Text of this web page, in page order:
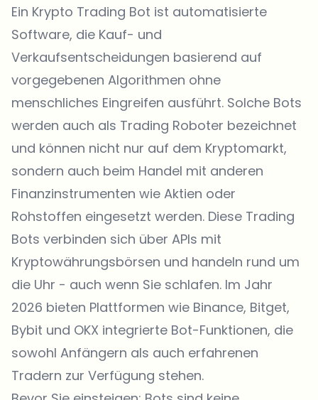
Ein Krypto Trading Bot ist automatisierte
Software, die Kauf- und
Verkaufsentscheidungen basierend auf
vorgegebenen Algorithmen ohne
menschliches Eingreifen ausführt. Solche Bots
werden auch als Trading Roboter bezeichnet
und können nicht nur auf dem Kryptomarkt,
sondern auch beim Handel mit anderen
Finanzinstrumenten wie Aktien oder
Rohstoffen eingesetzt werden. Diese Trading
Bots verbinden sich über APIs mit
Kryptowährungsbörsen und handeln rund um
die Uhr - auch wenn Sie schlafen. Im Jahr
2026 bieten Plattformen wie Binance, Bitget,
Bybit und OKX integrierte Bot-Funktionen, die
sowohl Anfängern als auch erfahrenen
Tradern zur Verfügung stehen.